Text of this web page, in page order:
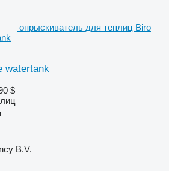
опрыскиватель для теплиц Biro
watertank
$
B.V.